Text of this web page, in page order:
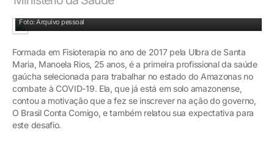
Foto: Arquivo pessoal
Formada em Fisioterapia no ano de 2017 pela Ulbra de Santa
Maria, Manoela Rios, 25 anos, é a primeira profissional da saúde
gaúcha selecionada para trabalhar no estado do Amazonas no
combate à COVID-19. Ela, que já está em solo amazonense,
contou a motivação que a fez se inscrever na ação do governo,
O Brasil Conta Comigo, e também relatou sua expectativa para
este desafio.